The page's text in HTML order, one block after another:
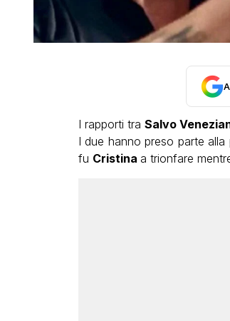
I rapporti tra Salvo
I due hanno preso parte alla
fu Cristina a trionfare